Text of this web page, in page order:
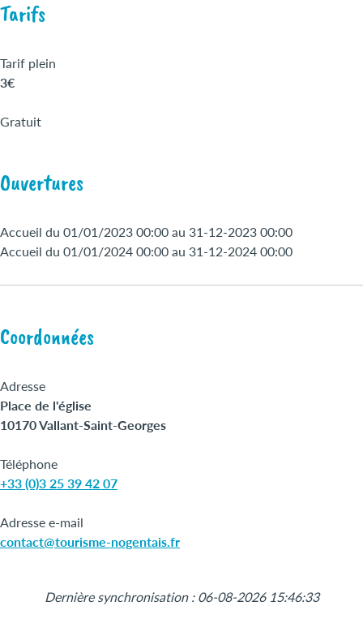
Tarifs
Tarif plein
3€
Gratuit
Ouvertures
Accueil du 01/01/2023 00:00 au 31-12-2023 00:00
Accueil du 01/01/2024 00:00 au 31-12-2024 00:00
Coordonnées
Adresse
Place de l'église
10170 Vallant-Saint-Georges
Téléphone
+33 (0)3 25 39 42 07
Adresse e-mail
contact@tourisme-nogentais.fr
Dernière synchronisation : 06-08-2026 15:46:33